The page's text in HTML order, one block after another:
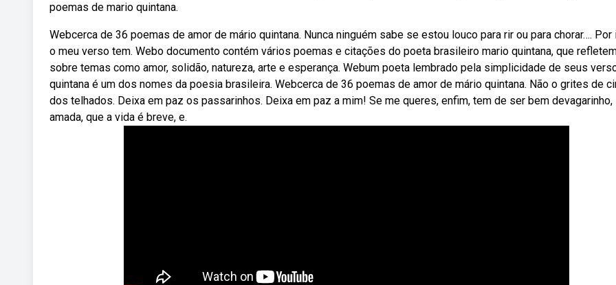
poemas de mario quintana.
Webcerca de 36 poemas de amor de mário quintana. Nunca ninguém sabe se estou louco para rir ou para chorar….
o meu verso tem. Webo documento contém vários poemas e citações do poeta brasileiro mario quintana, que
sobre temas como amor, solidão, natureza, arte e esperança. Webum poeta lembrado pela simplicidade de seus
quintana é um dos nomes da poesia brasileira. Webcerca de 36 poemas de amor de mário quintana. Não o grites de
dos telhados. Deixa em paz os passarinhos. Deixa em paz a mim! Se me queres, enfim, tem de ser bem devagarinho,
amada, que a vida é breve, e.